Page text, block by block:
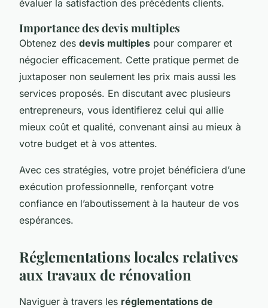
évaluer la satisfaction des précédents clients.
Importance des devis multiples
Obtenez des devis multiples pour comparer et
négocier efficacement. Cette pratique permet de
juxtaposer non seulement les prix mais aussi les
services proposés. En discutant avec plusieurs
entrepreneurs, vous identifierez celui qui allie
mieux coût et qualité, convenant ainsi au mieux à
votre budget et à vos attentes.
Avec ces stratégies, votre projet bénéficiera d’une
exécution professionnelle, renforçant votre
confiance en l’aboutissement à la hauteur de vos
espérances.
Réglementations locales relatives
aux travaux de rénovation
Naviguer à travers les réglementations de